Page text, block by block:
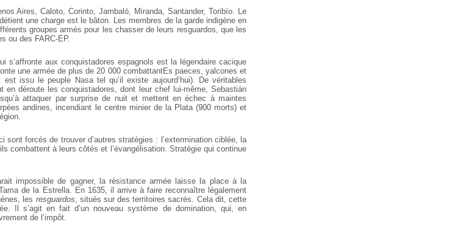
Aires, Caloto, Corinto, Jambaló, Miranda, Santander, Toribío. Le
une charge est le bâton. Les membres de la garde indigène en
groupes armés pour les chasser de leurs resguardos, que les
ou des FARC-EP.
s’affronte aux conquistadores espagnols est la légendaire cacique
une armée de plus de 20 000 combattantEs paeces, yalcones et
issu le peuple Nasa tel qu’il existe aujourd’hui). De véritables
en déroute les conquistadores, dont leur chef lui-même, Sebastián
attaquer par surprise de nuit et mettent en échec à maintes
andines, incendiant le centre minier de la Plata (900 morts) et
sont forcés de trouver d’autres stratégies : l’extermination ciblée, la
combattent à leurs côtés et l’évangélisation. Stratégie qui continue
impossible de gagner, la résistance armée laisse la place à la
de la Estrella. En 1635, il arrive à faire reconnaître légalement
les resguardos , situés sur des territoires sacrés. Cela dit, cette
Il s’agit en fait d’un nouveau système de domination, qui, en
de l’impôt.